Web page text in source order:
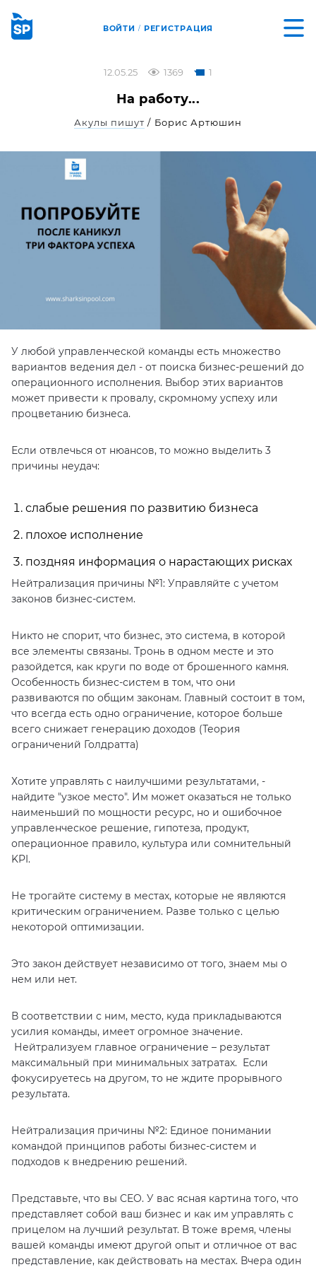
ВОЙТИ / РЕГИСТРАЦИЯ
12.05.25 1369 1
На работу...
Акулы пишут / Борис Артюшин
У любой управленческой команды есть множество
вариантов ведения дел - от поиска бизнес-решений до
операционного исполнения. Выбор этих вариантов
может привести к провалу, скромному успеху или
процветанию бизнеса.
Если отвлечься от нюансов, то можно выделить 3
причины неудач:
слабые решения по развитию бизнеса
плохое исполнение
поздняя информация о нарастающих рисках
Нейтрализация причины №1: Управляйте с учетом
законов бизнес-систем.
Никто не спорит, что бизнес, это система, в которой
все элементы связаны. Тронь в одном месте и это
разойдется, как круги по воде от брошенного камня.
Особенность бизнес-систем в том, что они
развиваются по общим законам. Главный состоит в том,
что всегда есть одно ограничение, которое больше
всего снижает генерацию доходов (Теория
ограничений Голдратта)
Хотите управлять с наилучшими результатами, -
найдите "узкое место". Им может оказаться не только
наименьший по мощности ресурс, но и ошибочное
управленческое решение, гипотеза, продукт,
операционное правило, культура или сомнительный
KPI.
Не трогайте систему в местах, которые не являются
критическим ограничением. Разве только с целью
некоторой оптимизации.
Это закон действует независимо от того, знаем мы о
нем или нет.
В соответствии с ним, место, куда прикладываются
усилия команды, имеет огромное значение.
Нейтрализуем главное ограничение – результат
максимальный при минимальных затратах. Если
фокусируетесь на другом, то не ждите прорывного
результата.
Нейтрализация причины №2: Единое понимании
командой принципов работы бизнес-систем и
подходов к внедрению решений.
Представьте, что вы CEO. У вас ясная картина того, что
представляет собой ваш бизнес и как им управлять с
прицелом на лучший результат. В тоже время, члены
вашей команды имеют другой опыт и отличное от вас
представление, как действовать на местах. Вчера один